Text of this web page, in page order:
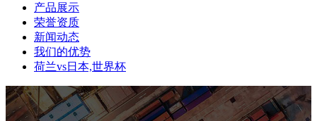
产品展示
荣誉资质
新闻动态
我们的优势
荷兰vs日本,世界杯